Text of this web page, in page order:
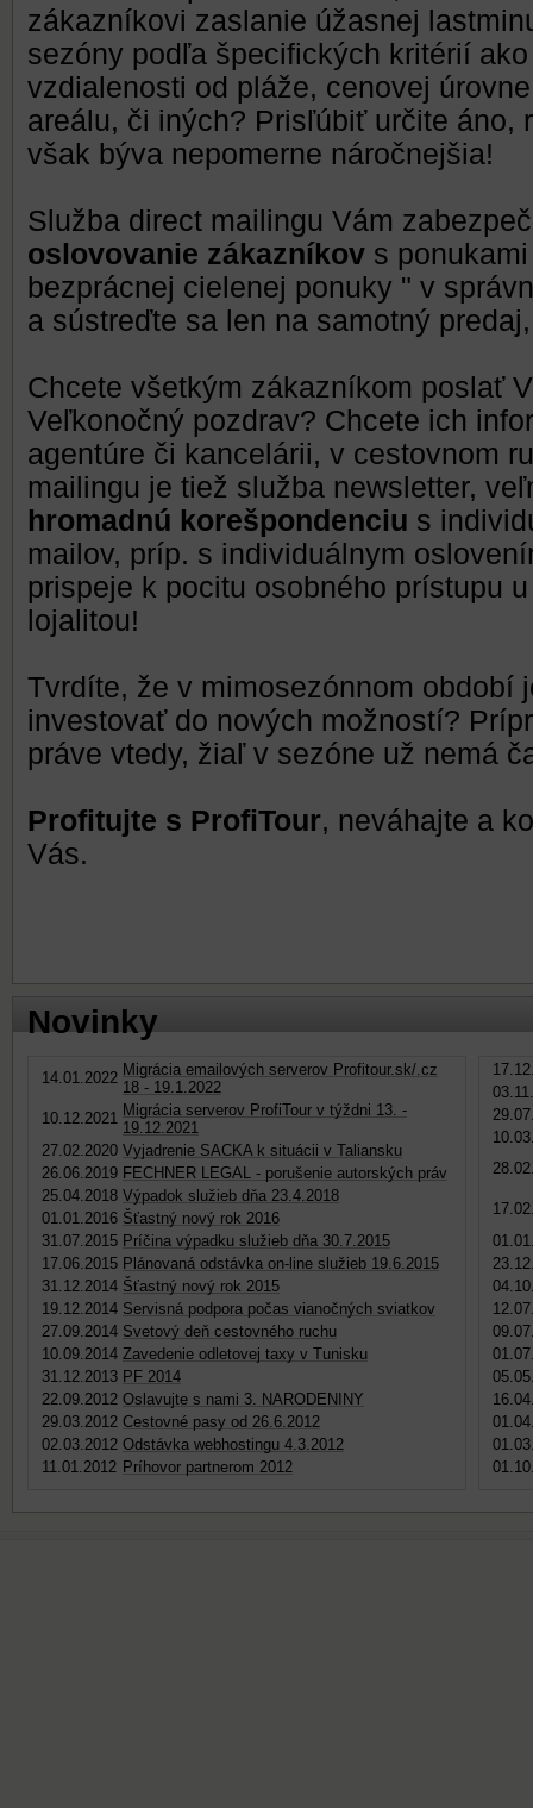
zákazníkovi zaslanie úžasnej
sezóny podľa špecifických kritérií
vzdialenosti od pláže, cenovej
areálu, či iných? Prisľúbiť určite áno,
však býva nepomerne náročnejšia!
Služba direct mailingu Vám
oslovovanie zákazníkov s
bezprácnej cielenej ponuky " v
a sústreďte sa len na samotný
Chcete všetkým zákazníkom poslať
Veľkonočný pozdrav? Chcete ich
agentúre či kancelárii, v cestovnom
mailingu je tiež služba newsletter,
hromadnú korešpondenciu s
mailov, príp. s individuálnym
prispeje k pocitu osobného prístupu
lojalitou!
Tvrdíte, že v mimosezónnom období
investovať do nových možností?
práve vtedy, žiaľ v sezóne už nemá
Profitujte s ProfiTour, neváhajte a
Vás.
Novinky
14.01.2022 Migrácia emailových serverov Profitour.sk/.cz
18 - 19.1.2022
10.12.2021 Migrácia serverov ProfiTour v týždni 13. -
19.12.2021
27.02.2020 Vyjadrenie SACKA k situácii v Taliansku
26.06.2019 FECHNER LEGAL - porušenie autorských práv
25.04.2018 Výpadok služieb dňa 23.4.2018
01.01.2016 Šťastný nový rok 2016
31.07.2015 Príčina výpadku služieb dňa 30.7.2015
17.06.2015 Plánovaná odstávka on-line služieb 19.6.2015
31.12.2014 Šťastný nový rok 2015
19.12.2014 Servisná podpora počas vianočných sviatkov
27.09.2014 Svetový deň cestovného ruchu
10.09.2014 Zavedenie odletovej taxy v Tunisku
31.12.2013 PF 2014
22.09.2012 Oslavujte s nami 3. NARODENINY
29.03.2012 Cestovné pasy od 26.6.2012
02.03.2012 Odstávka webhostingu 4.3.2012
11.01.2012 Príhovor partnerom 2012